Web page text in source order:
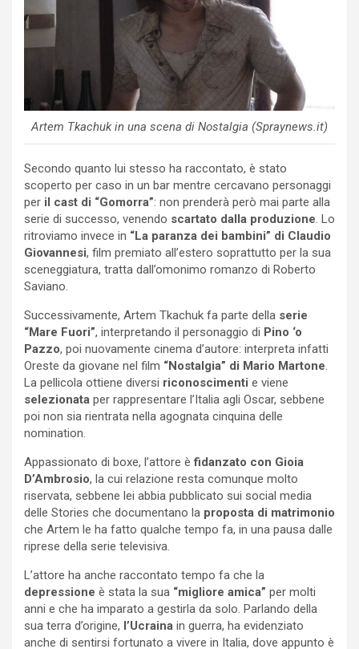
Artem Tkachuk in una scena di Nostalgia (Spraynews.it)
Secondo quanto lui stesso ha raccontato, è stato
scoperto per caso in un bar mentre cercavano personaggi
per il cast di “Gomorra”: non prenderà però mai parte alla
serie di successo, venendo scartato dalla produzione. Lo
ritroviamo invece in “La paranza dei bambini” di Claudio
Giovannesi, film premiato all’estero soprattutto per la sua
sceneggiatura, tratta dall’omonimo romanzo di Roberto
Saviano.
Successivamente, Artem Tkachuk fa parte della serie
“Mare Fuori”, interpretando il personaggio di Pino ‘o
Pazzo, poi nuovamente cinema d’autore: interpreta infatti
Oreste da giovane nel film “Nostalgia” di Mario Martone.
La pellicola ottiene diversi riconoscimenti e viene
selezionata per rappresentare l’Italia agli Oscar, sebbene
poi non sia rientrata nella agognata cinquina delle
nomination.
Appassionato di boxe, l’attore èfidanzato con Gioia
D’Ambrosio, la cui relazione resta comunque molto
riservata, sebbene lei abbia pubblicato sui social media
delle Stories che documentano la proposta di matrimonio
che Artem le ha fatto qualche tempo fa, in una pausa dalle
riprese della serie televisiva.
L’attore ha anche raccontato tempo fa che la
depressione è stata la sua “migliore amica” per molti
anni e che ha imparato a gestirla da solo. Parlando della
sua terra d’origine, l’Ucraina in guerra, ha evidenziato
anche di sentirsi fortunato a vivere in Italia, dove appunto è